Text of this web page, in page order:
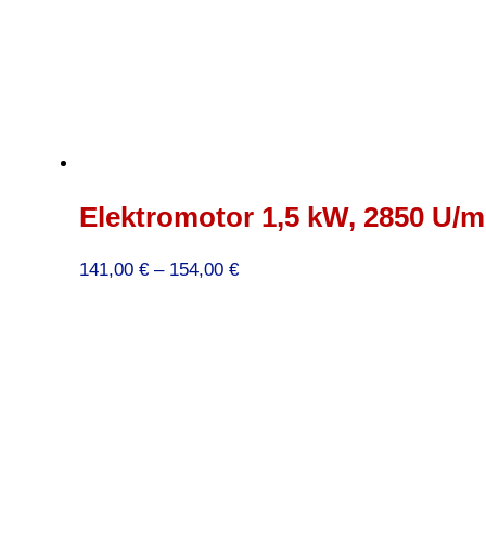
Elektromotor 1,5 kW, 2850 U/
141,00 € – 154,00 €Preisspanne: